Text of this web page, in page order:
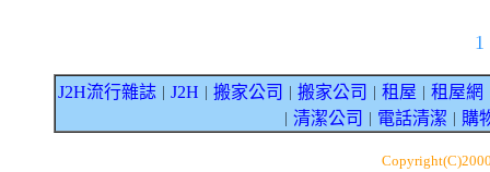
1
J2H流行雜誌 J2H 搬家公司 搬家公司 租屋 租屋網
清潔公司 電話清潔 購